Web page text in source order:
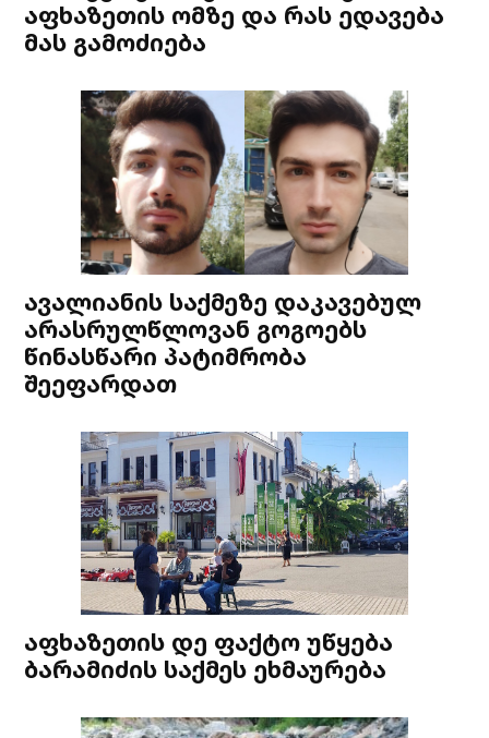
აფხაზეთის ომზე და რას ედავება
მას გამოძიება
ავალიანის საქმეზე დაკავებულ
არასრულწლოვან გოგოებს
წინასწარი პატიმრობა
შეეფარდათ
აფხაზეთის დე ფაქტო უწყება
ბარამიძის საქმეს ეხმაურება